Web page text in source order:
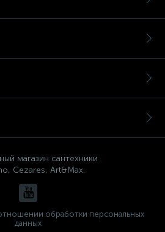
магазин сантехники
Cezares, Art&Max.
обработки персональных
данных